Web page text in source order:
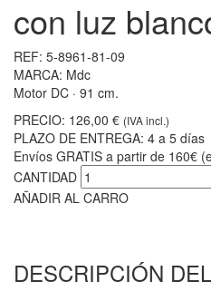
con luz
REF: 5-8961-81-09
MARCA: Mdc
Motor DC · 91 cm.
PRECIO: 126,00 € (IVA incl.)
PLAZO DE ENTREGA: 4 a 5 días
Envíos GRATIS a partir de 160€
CANTIDAD
AÑADIR AL CARRO
DESCRIPCIÓN